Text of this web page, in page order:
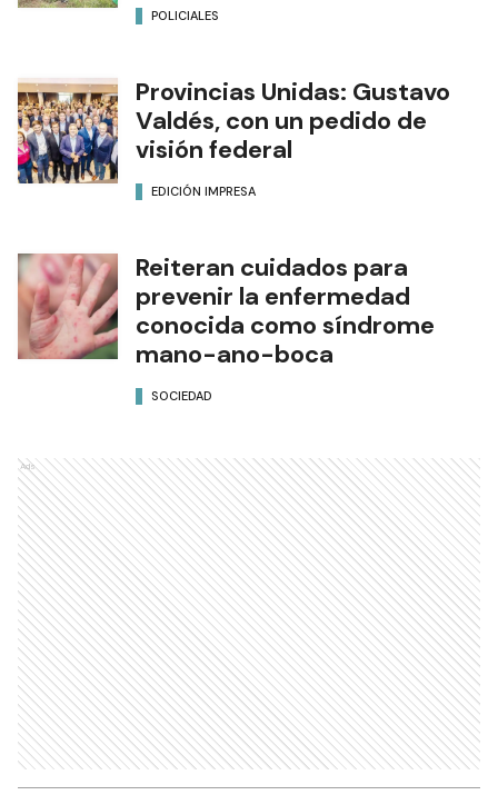
POLICIALES
Provincias Unidas: Gustavo
Valdés, con un pedido de
visión federal
EDICIÓN IMPRESA
Reiteran cuidados para
prevenir la enfermedad
conocida como síndrome
mano-ano-boca
SOCIEDAD
Ads